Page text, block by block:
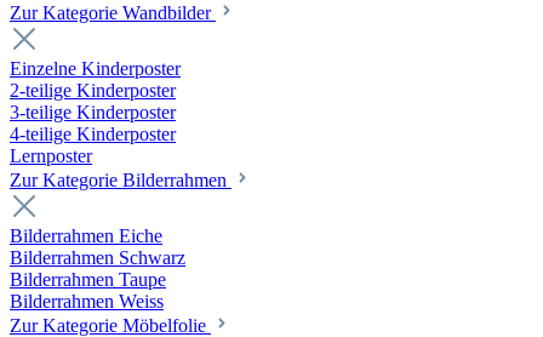
Zur Kategorie Wandbilder
Einzelne Kinderposter
2-teilige Kinderposter
3-teilige Kinderposter
4-teilige Kinderposter
Lernposter
Zur Kategorie Bilderrahmen
Bilderrahmen Eiche
Bilderrahmen Schwarz
Bilderrahmen Taupe
Bilderrahmen Weiss
Zur Kategorie Möbelfolie